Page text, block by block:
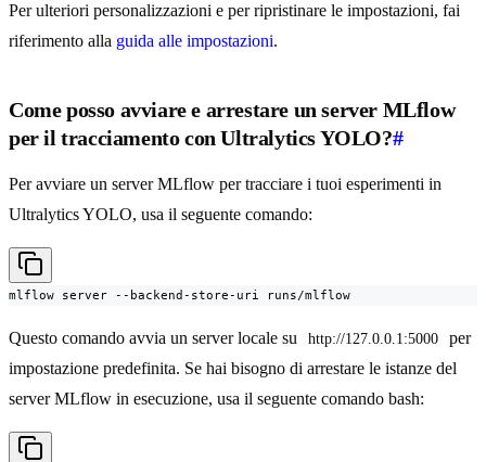
Per ulteriori personalizzazioni e per ripristinare le impostazioni, fai
riferimento alla guida alle impostazioni.
Come posso avviare e arrestare un server MLflow
per il tracciamento con Ultralytics YOLO?#
Per avviare un server MLflow per tracciare i tuoi esperimenti in
Ultralytics YOLO, usa il seguente comando:
mlflow server --backend-store-uri runs/mlflow
Questo comando avvia un server locale su http://127.0.0.1:5000
per
impostazione predefinita. Se hai bisogno di arrestare le istanze del
server MLflow in esecuzione, usa il seguente comando bash: